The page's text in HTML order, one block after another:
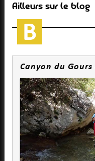
Ailleurs sur le blog
Canyon du